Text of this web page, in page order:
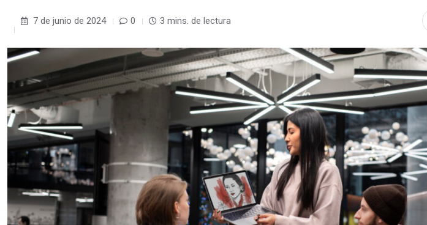
7 de junio de 2024 0 3 mins. de lectura